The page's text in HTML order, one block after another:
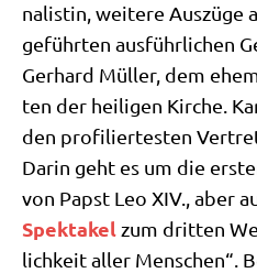
na­li­stin, wei­te­re Aus­zü­ge
geführ­ten aus­führ­li­chen
Ger­hard Mül­ler, dem
ten der hei­li­gen Kir­che.
den pro­fi­lier­te­sten
Dar­in geht es um die
von Papst Leo XIV., aber
Spek­ta­kelzum drit­ten
lich­keit aller Men­schen“.